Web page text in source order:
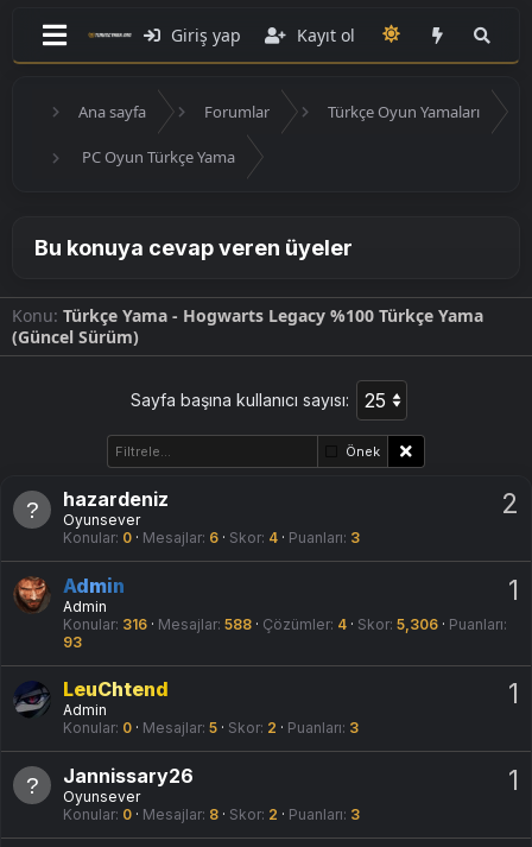
Giriş yap Kayıt ol
Ana sayfa Forumlar Türkçe Oyun Yamaları
PC Oyun Türkçe Yama
Bu konuya cevap veren üyeler
Konu Türkçe Yama - Hogwarts Legacy %100 Türkçe Yama
(Güncel Sürüm)
Sayfa başına kullanıcı sayısı:
Önek
2
hazardeniz
Oyunsever
Konular 0 Mesajlar 6 Skor 4 Puanları 3
1
Admin
Admin
Konular 316 Mesajlar 588 Çözümler 4 Skor 5,306
Puanları
93
1
LeuChtend
Admin
Konular 0 Mesajlar 5 Skor 2 Puanları 3
1
Jannissary26
Oyunsever
Konular 0 Mesajlar 8 Skor 2 Puanları 3